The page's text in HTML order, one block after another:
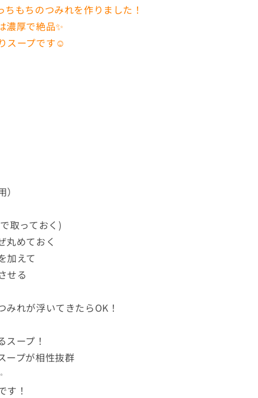
もちのつみれを作りました！
濃厚で絶品✨
スープです☺
取っておく)
めておく
加えて
せる
れが浮いてきたらOK！
ープ！
ープが相性抜群
す！